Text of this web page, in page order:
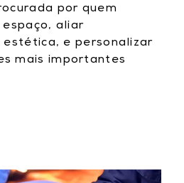
por quem
aliar
estética, e personalizar
mais importantes